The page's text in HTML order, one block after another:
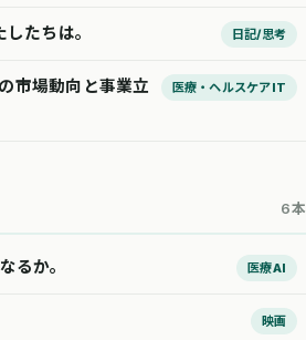
たちは。 日記/思考
市場動向と事業立
医療・ヘルスケアIT
6本
るか。 医療AI
映画